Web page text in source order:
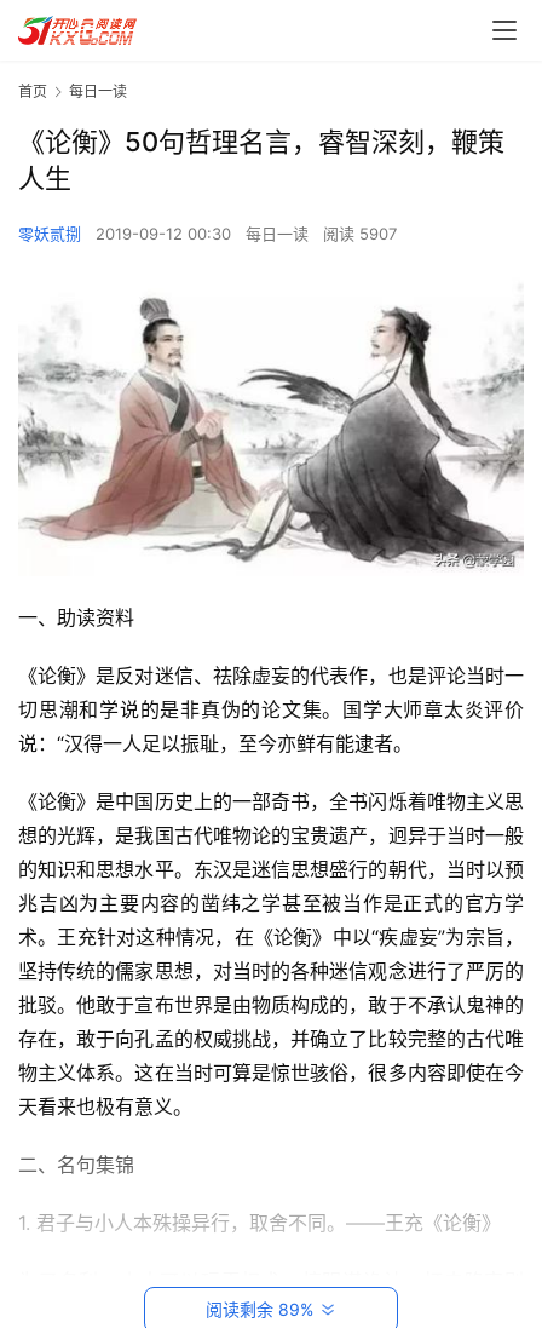
首页 每日一读
《论衡》50句哲理名言，睿智深刻，鞭策
人生
零妖贰捌 2019-09-12 00:30 每日一读 阅读 5907
一、助读资料
《论衡》是反对迷信、祛除虚妄的代表作，也是评论当时一
切思潮和学说的是非真伪的论文集。国学大师章太炎评价
说：“汉得一人足以振耻，至今亦鲜有能逮者。
《论衡》是中国历史上的一部奇书，全书闪烁着唯物主义思
想的光辉，是我国古代唯物论的宝贵遗产，迥异于当时一般
的知识和思想水平。东汉是迷信思想盛行的朝代，当时以预
兆吉凶为主要内容的凿纬之学甚至被当作是正式的官方学
术。王充针对这种情况，在《论衡》中以“疾虚妄”为宗旨，
坚持传统的儒家思想，对当时的各种迷信观念进行了严厉的
批驳。他敢于宣布世界是由物质构成的，敢于不承认鬼神的
存在，敢于向孔孟的权威挑战，并确立了比较完整的古代唯
物主义体系。这在当时可算是惊世骇俗，很多内容即使在今
天看来也极有意义。
二、名句集锦
1. 君子与小人本殊操异行，取舍不同。——王充《论衡》
为了名利，小人可以玩弄权术、搞阴谋诡计，打击陷害别
人，使“人不知”，让“人不疑”，有很大的欺骗性，不易被人
阅读剩余 89%